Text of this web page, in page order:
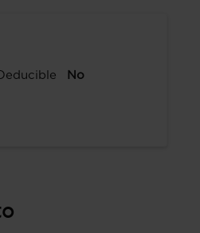
No